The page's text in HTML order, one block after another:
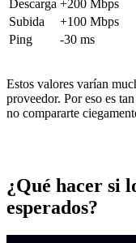
Descarga +200 Mbps
Subida
+100 Mbps
Ping
-30 ms
Estos valores varían
proveedor. Por eso es
no compararte
¿Qué hacer si
esperados?